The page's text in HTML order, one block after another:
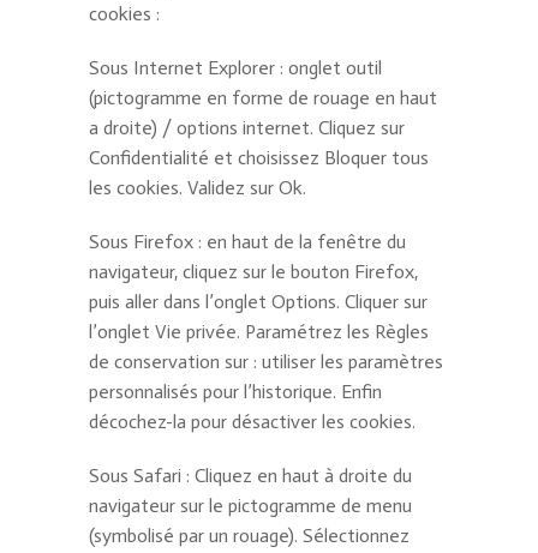
cookies :
Sous Internet Explorer : onglet outil
(pictogramme en forme de rouage en haut
a droite) / options internet. Cliquez sur
Confidentialité et choisissez Bloquer tous
les cookies. Validez sur Ok.
Sous Firefox : en haut de la fenêtre du
navigateur, cliquez sur le bouton Firefox,
puis aller dans l’onglet Options. Cliquer sur
l’onglet Vie privée. Paramétrez les Règles
de conservation sur : utiliser les paramètres
personnalisés pour l’historique. Enfin
décochez-la pour désactiver les cookies.
Sous Safari : Cliquez en haut à droite du
navigateur sur le pictogramme de menu
(symbolisé par un rouage). Sélectionnez